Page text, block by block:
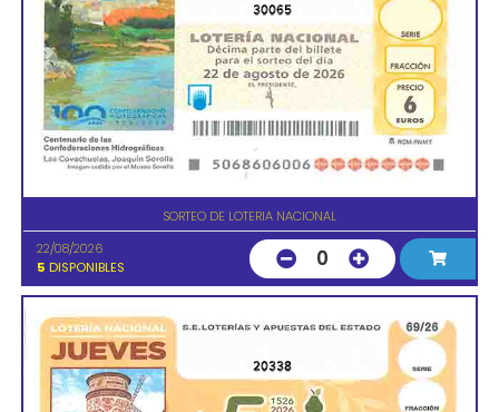
30065
SORTEO DE LOTERIA NACIONAL
22/08/2026
5 DISPONIBLES 0
20338